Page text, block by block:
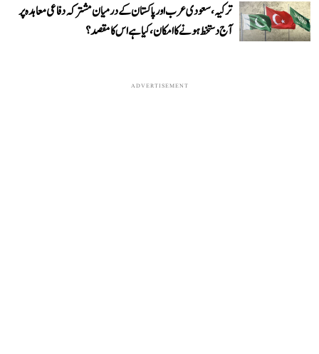
ترکیہ، سعودی عرب اور پاکستان کے درمیان مشترکہ دفاعی معاہدہ پر
آج دستخط ہونے کا امکان، کیا ہے اس کا مقصد؟
ADVERTISEMENT